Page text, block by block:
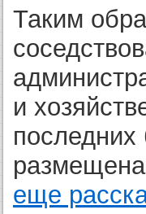
Таким
и
последних
еще